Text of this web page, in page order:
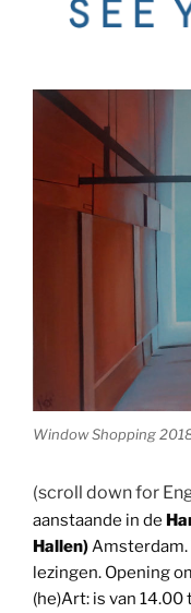
Window Shopping
(scroll down for
aanstaande in de
Hallen) Amsterdam.
lezingen. Opening
(he)Art: is van